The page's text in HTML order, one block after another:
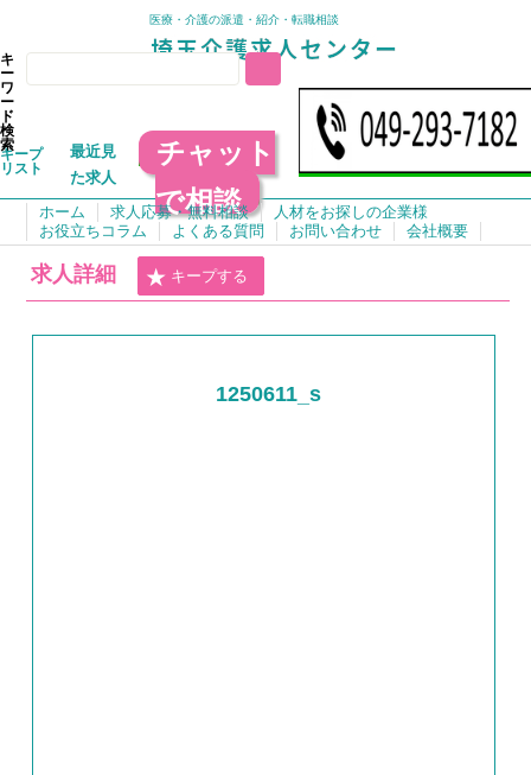
医療・介護の派遣・紹介・転職相談
キ
ー
ワ
ー
ド
検
索
キープ
リスト
最近見
た求人
チャット
で相談
ホーム 求人応募・無料相談
人材をお探しの企業様
お役立ちコラム
よくある質問 お問い合わせ 会社概要
求人詳細 キープする
1250611_s